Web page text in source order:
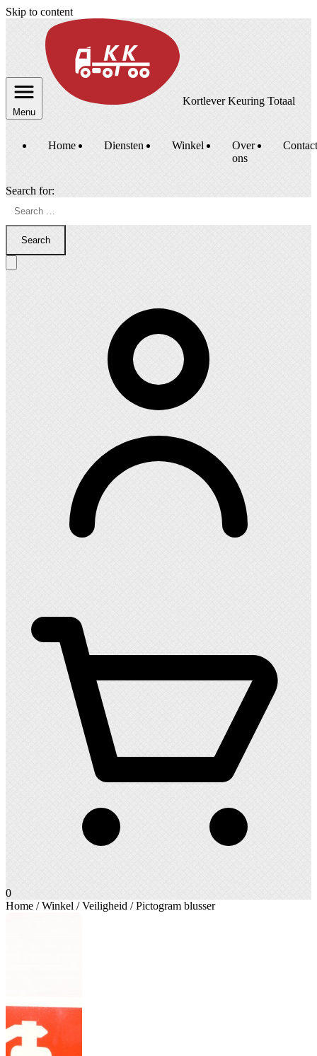
Skip to content
Menu
Kortlever Keuring Totaal
Home Diensten Winkel
Over
ons
Contact
Search for:
Search
0
Home /Winkel /Veiligheid / Pictogram blusser